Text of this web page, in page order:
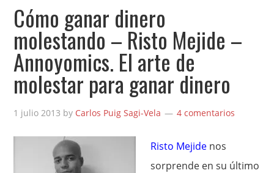
Cómo ganar dinero
molestando – Risto Mejide –
Annoyomics. El arte de
molestar para ganar dinero
1 julio 2013 by Carlos Puig Sagi-Vela 4 comentarios
Risto Mejide nos
sorprende en su último